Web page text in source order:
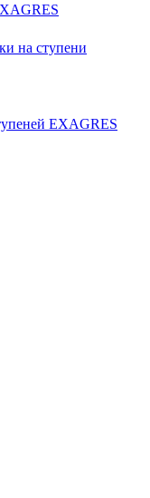
на ступени
EXAGRES